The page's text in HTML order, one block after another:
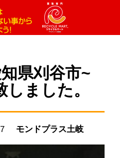
県刈谷市~
ました。
モンドプラス土岐